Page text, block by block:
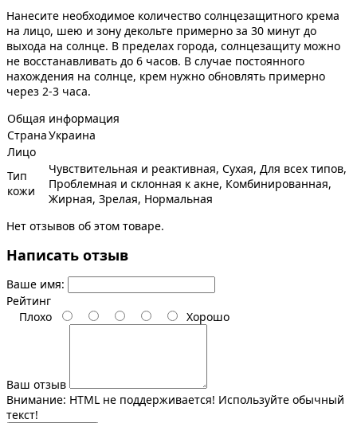
Нанесите необходимое количество солнцезащитного крема
на лицо, шею и зону декольте примерно за 30 минут до
выхода на солнце. В пределах города, солнцезащиту можно
не восстанавливать до 6 часов. В случае постоянного
нахождения на солнце, крем нужно обновлять примерно
через 2-3 часа.
Общая информация
СтранаУкраина
Лицо
Тип
кожи
Чувствительная и реактивная, Сухая, Для всех типов,
Проблемная и склонная к акне, Комбинированная,
Жирная, Зрелая, Нормальная
Нет отзывов об этом товаре.
Написать отзыв
Ваше имя:
Рейтинг
Плохо
Хорошо
Ваш отзыв
Внимание: HTML не поддерживается! Используйте обычный
текст!